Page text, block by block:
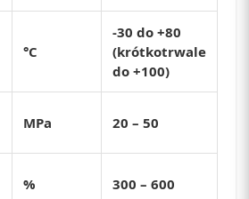
°C
-30 do +80
(krótkotrwale
do +100)
MPa 20 – 50
% 300 – 600